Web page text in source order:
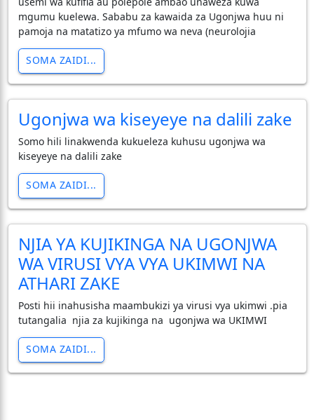
mgumu kuelewa. Sababu za kawaida za Ugonjwa huu ni
pamoja na matatizo ya mfumo wa neva (neurolojia
SOMA ZAIDI...
Ugonjwa wa kiseyeye na dalili zake
Somo hili linakwenda kukueleza kuhusu ugonjwa wa
kiseyeye na dalili zake
SOMA ZAIDI...
NJIA YA KUJIKINGA NA UGONJWA
WA VIRUSI VYA VYA UKIMWI NA
ATHARI ZAKE
Posti hii inahusisha maambukizi ya virusi vya ukimwi .pia
tutangalia njia za kujikinga na ugonjwa wa UKIMWI
SOMA ZAIDI...